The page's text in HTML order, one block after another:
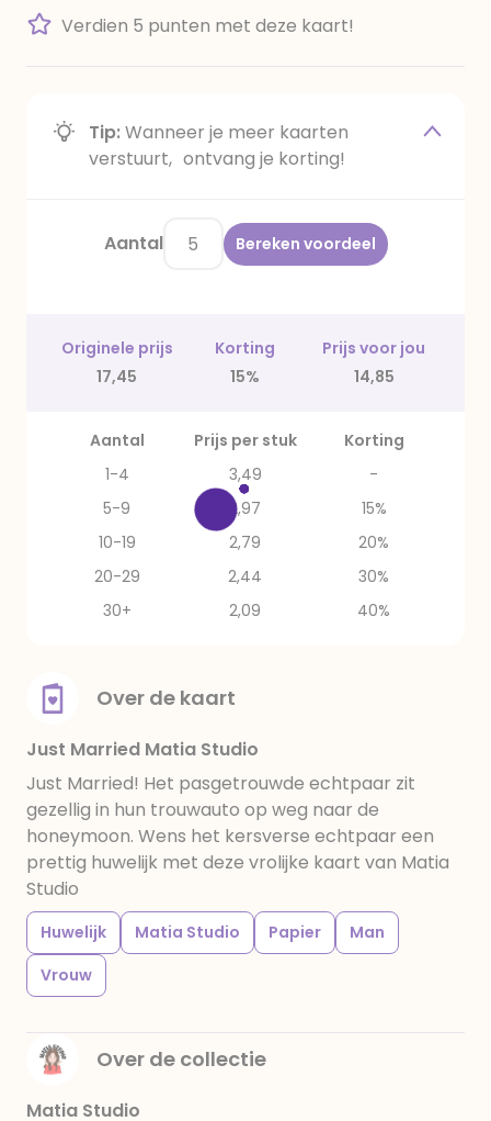
Verdien 5 punten met deze kaart!
Tip:Wanneer je meer kaarten
verstuurt, ontvang je korting!
Aantal Bereken voordeel
Originele prijs Korting
Prijs voor jou
17,45
15% 14,85
Aantal Prijs per stuk
Korting
1-4
3,49
-
5-9
2,97
15%
10-19
2,79
20%
20-29
2,44
30%
30+
2,09 40%
Over de kaart
Just Married Matia Studio
Just Married! Het pasgetrouwde echtpaar zit
gezellig in hun trouwauto op weg naar de
honeymoon. Wens het kersverse echtpaar een
prettig huwelijk met deze vrolijke kaart van Matia
Studio
Huwelijk Matia Studio Papier
Man
Vrouw
Over de collectie
Matia Studio